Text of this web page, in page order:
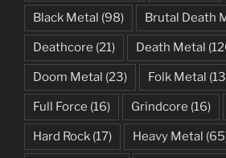
Black Metal (98) Brutal Death
Deathcore (21) Death Metal
Doom Metal (23) Folk Metal
Full Force (16) Grindcore (16)
Hard Rock (17) Heavy Metal